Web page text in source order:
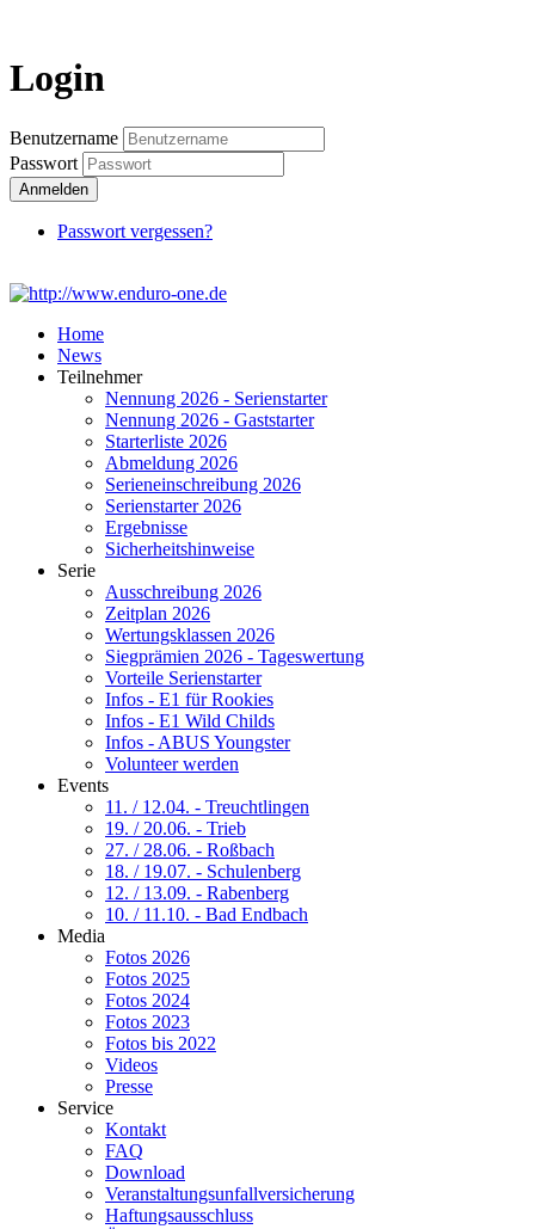
Login
Benutzername
Passwort
Anmelden
Passwort vergessen?
Home
News
Teilnehmer
Nennung 2026 - Serienstarter
Nennung 2026 - Gaststarter
Starterliste 2026
Abmeldung 2026
Serieneinschreibung 2026
Serienstarter 2026
Ergebnisse
Sicherheitshinweise
Serie
Ausschreibung 2026
Zeitplan 2026
Wertungsklassen 2026
Siegprämien 2026 - Tageswertung
Vorteile Serienstarter
Infos - E1 für Rookies
Infos - E1 Wild Childs
Infos - ABUS Youngster
Volunteer werden
Events
11. / 12.04. - Treuchtlingen
19. / 20.06. - Trieb
27. / 28.06. - Roßbach
18. / 19.07. - Schulenberg
12. / 13.09. - Rabenberg
10. / 11.10. - Bad Endbach
Media
Fotos 2026
Fotos 2025
Fotos 2024
Fotos 2023
Fotos bis 2022
Videos
Presse
Service
Kontakt
FAQ
Download
Veranstaltungsunfallversicherung
Haftungsausschluss